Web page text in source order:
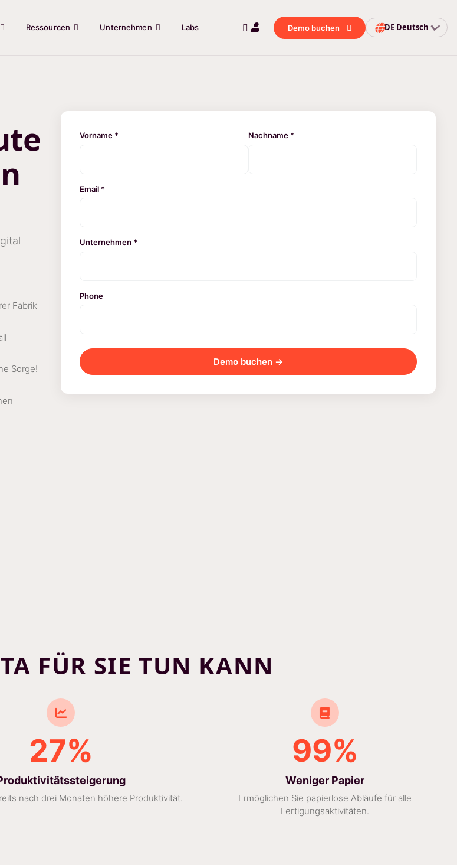
Ressourcen Unternehmen Labs Demo buchen DE Deutsch
Fabrik
Sorge!
Vorname * Nachname *
Email *
Unternehmen *
Phone
Demo buchen →
FÜR SIE TUN KANN
27%
nach drei Monaten höhere Produktivität.
99%
Weniger Papier
Ermöglichen Sie papierlose Abläufe für alle
Fertigungsaktivitäten.